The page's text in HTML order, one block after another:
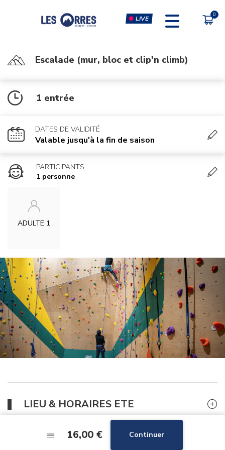
LIVE
Escalade (mur, bloc et clip'n climb)
1 entrée
DATES DE VALIDITÉ
Valable jusqu'à la fin de saison
PARTICIPANTS
1 personne
ADULTE 1
16,00 € Continuer
LIEU & HORAIRES ETE
BON PLAN : 3 SALLES D'ESCALADE
16,00 € Continuer
FORFAIT VTT
CHÈQUE CADEAU
ESCALADE & CLIP'N CLIMB
VIRTUELLE
MASSAGES